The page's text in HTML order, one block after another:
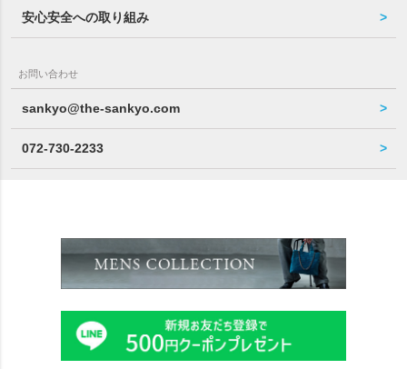
安心安全への取り組み
お問い合わせ
sankyo@the-sankyo.com
072-730-2233